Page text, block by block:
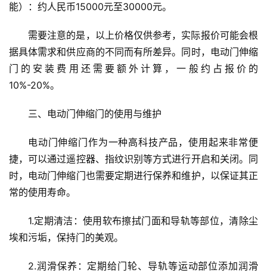
页
入
卧
室
门
间
能）：约人民币15000元至30000元。
需要注意的是，以上价格仅供参考，实际报价可能会根
据具体需求和供应商的不同而有所差异。同时，电动门伸缩
门的安装费用还需要额外计算，一般约占报价的
10%-20%。
三、电动门伸缩门的使用与维护
电动门伸缩门作为一种高科技产品，使用起来非常便
捷，可以通过遥控器、指纹识别等方式进行开启和关闭。同
时，电动门伸缩门也需要定期进行保养和维护，以保证其正
常的使用寿命。
1.定期清洁：使用软布擦拭门面和导轨等部位，清除尘
埃和污垢，保持门的美观。
2.润滑保养：定期给门轮、导轨等运动部位添加润滑